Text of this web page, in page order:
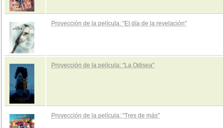
Proyección de la película: "El día de la revelación"
Proyección de la película: "La Odisea"
Proyección de la película: "Tres de más"